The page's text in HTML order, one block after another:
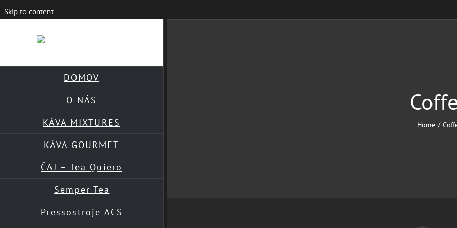
Skip to content
DOMOV
O NÁS
KÁVA MIXTURES
KÁVA GOURMET
ČAJ – Tea Quiero
Semper Tea
Pressostroje ACS
Home